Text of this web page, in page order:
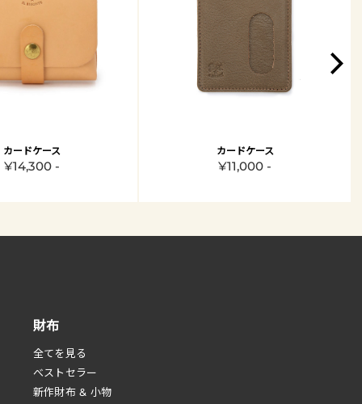
カードケース
¥14,300 -
カードケース
¥11,000 -
財布
全てを見る
べストセラー
新作財布 & 小物